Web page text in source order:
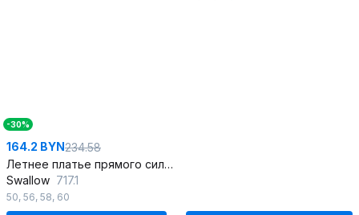
-30%
164.2 BYN234.58
Летнее платье прямого силуэта из вискозы и льна
Swallow 717.1
50, 56, 58, 60